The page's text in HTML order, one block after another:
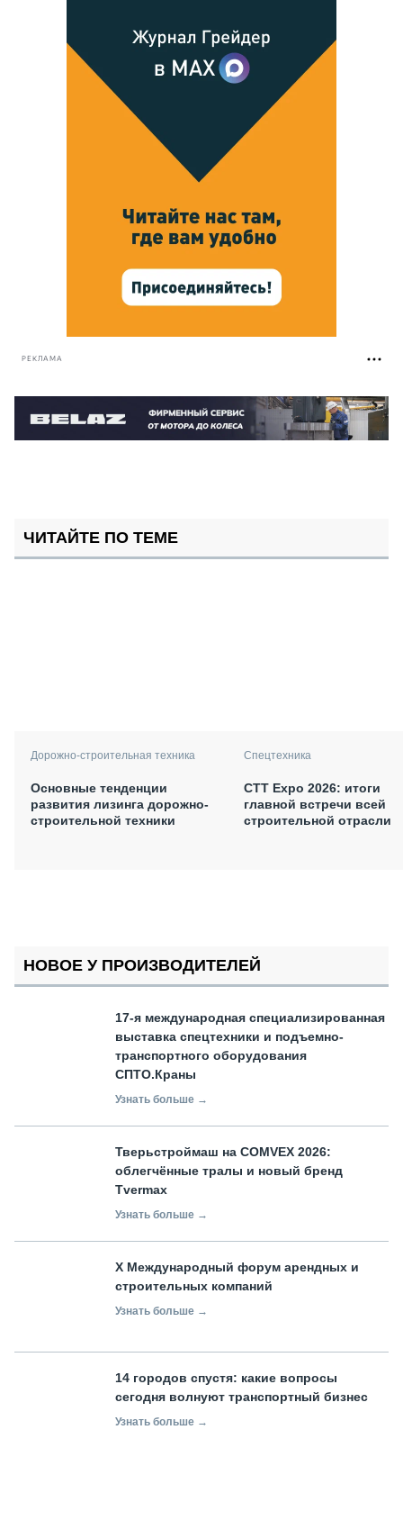
РЕКЛАМА
ЧИТАЙТЕ ПО ТЕМЕ
Дорожно-строительная техника
Основные тенденции
развития лизинга дорожно-
строительной техники
Спецтехника
СТТ Expo 2026: итоги
главной встречи всей
строительной отрасли
НОВОЕ У ПРОИЗВОДИТЕЛЕЙ
17-я международная специализированная
выставка спецтехники и подъемно-
транспортного оборудования
СПТО.Краны
Узнать больше →
Тверьстроймаш на COMVEX 2026:
облегчённые тралы и новый бренд
Tvermax
Узнать больше →
X Международный форум арендных и
строительных компаний
Узнать больше →
14 городов спустя: какие вопросы
сегодня волнуют транспортный бизнес
Узнать больше →